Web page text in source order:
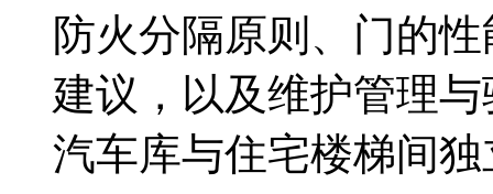
防火分隔原则、门的
建议，以及维护管理
汽车库与住宅楼梯间独